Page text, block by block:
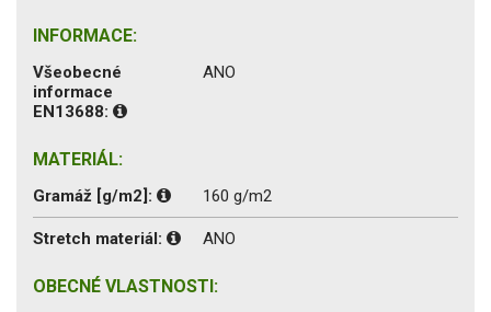
INFORMACE:
Všeobecné
informace
EN13688:
ANO
MATERIÁL:
Gramáž [g/m2]: 160 g/m2
Stretch materiál: ANO
OBECNÉ VLASTNOSTI: